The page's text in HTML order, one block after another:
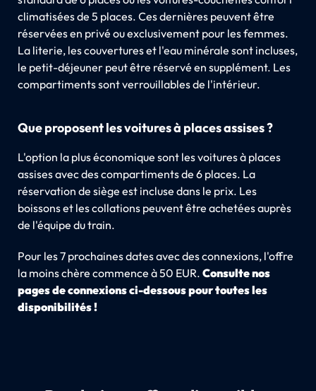
climatisées de 5 places. Ces dernières peuvent être
réservées en privé ou exclusivement pour les femmes.
La literie, les couvertures et l'eau minérale sont incluses,
le petit-déjeuner peut être réservé en supplément. Les
compartiments sont verrouillables de l'intérieur.
Que proposent les voitures à places assises ?
L'option la plus économique sont les voitures à places
assises avec des compartiments de 6 places. La
réservation de siège est incluse dans le prix. Les
boissons et les collations peuvent être achetées auprès
de l'équipe du train.
Pour les 7 prochaines dates avec des connexions, l'offre
la moins chère commence à 50 EUR. Consulte nos
pages de connexions ci-dessous pour toutes les
disponibilités !